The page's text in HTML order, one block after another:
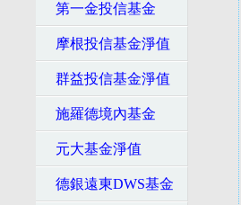
第一金投信基金
摩根投信基金淨值
群益投信基金淨值
施羅德境內基金
元大基金淨值
德銀遠東DWS基金